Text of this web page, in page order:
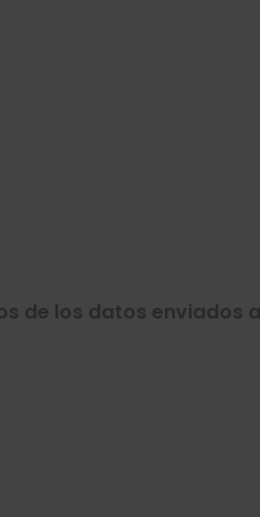
de los datos enviados